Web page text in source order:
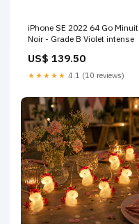
iPhone SE 2022 64 Go Minuit -
Noir - Grade B Violet intense
US$ 139.50
★★★★★ 4.1 (10 reviews)